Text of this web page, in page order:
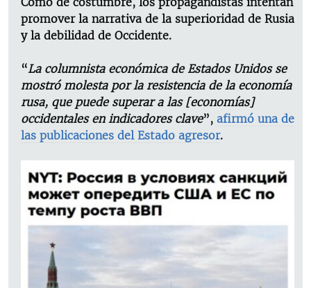
promover la narrativa de la superioridad de Rusia
y la debilidad de Occidente.
“La columnista económica de Estados Unidos se
mostró molesta por la resistencia de la economía
rusa, que puede superar a las [economías]
occidentales en indicadores clave”, afirmó una de
las publicaciones del Estado agresor.